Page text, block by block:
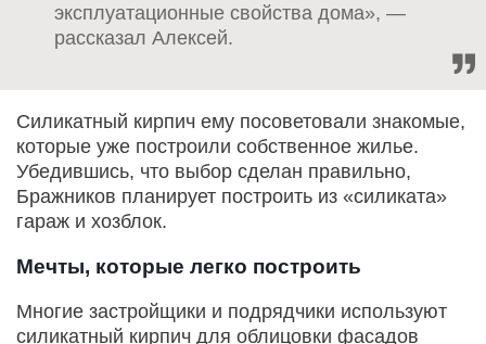
эксплуатационные свойства дома», —
рассказал Алексей.
Силикатный кирпич ему посоветовали знакомые,
которые уже построили собственное жилье.
Убедившись, что выбор сделан правильно,
Бражников планирует построить из «силиката»
гараж и хозблок.
Мечты, которые легко построить
Многие застройщики и подрядчики используют
силикатный кирпич для облицовки фасадов